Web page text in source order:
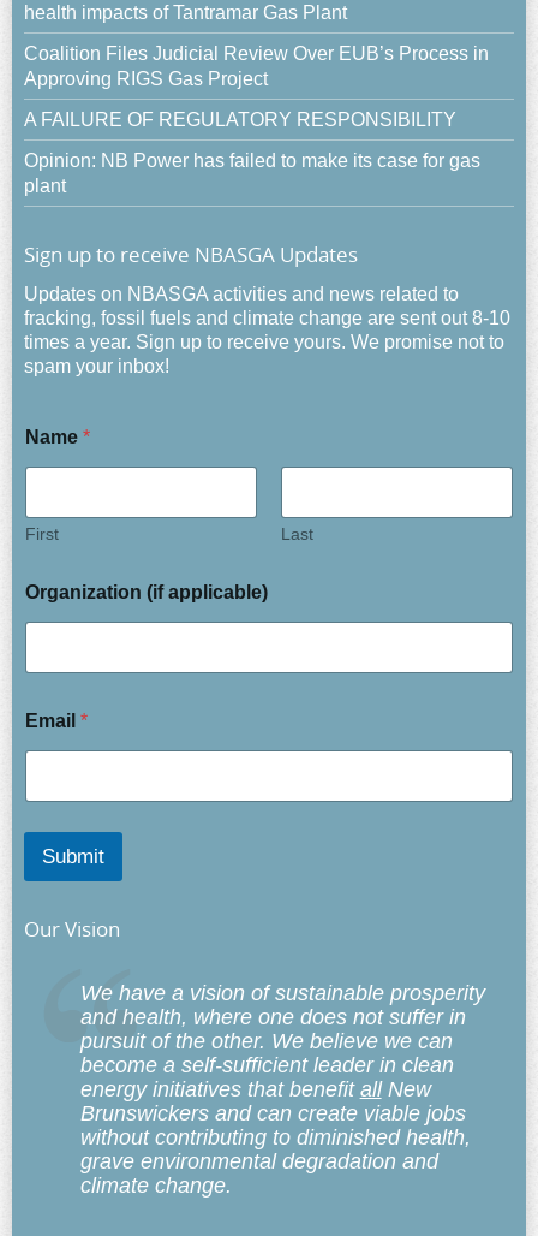
health impacts of Tantramar Gas Plant
Coalition Files Judicial Review Over EUB’s Process in
Approving RIGS Gas Project
A FAILURE OF REGULATORY RESPONSIBILITY
Opinion: NB Power has failed to make its case for gas
plant
Sign up to receive NBASGA Updates
Updates on NBASGA activities and news related to
fracking, fossil fuels and climate change are sent out 8-10
times a year. Sign up to receive yours. We promise not to
spam your inbox!
Name *
First Last
Organization (if applicable)
Email *
Submit
Our Vision
We have a vision of sustainable prosperity
and health, where one does not suffer in
pursuit of the other. We believe we can
become a self-sufficient leader in clean
energy initiatives that benefit allNew
Brunswickers and can create viable jobs
without contributing to diminished health,
grave environmental degradation and
climate change.